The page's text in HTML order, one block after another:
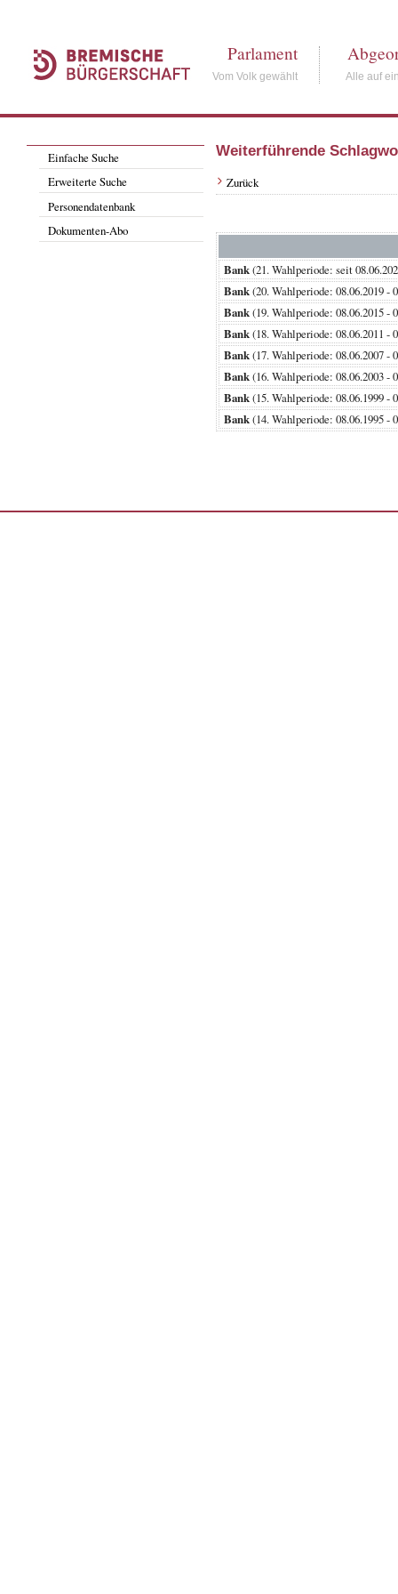
Parlament
Vom Volk gewählt Alle auf
Einfache Suche
Erweiterte Suche
Personendatenbank
Dokumenten-Abo
Weiterführende
Zurück
Bank(21. Wahlperiode: seit
Bank(20. Wahlperiode:
Bank(19. Wahlperiode:
Bank(18. Wahlperiode:
Bank(17. Wahlperiode:
Bank(16. Wahlperiode:
Bank(15. Wahlperiode:
Bank(14. Wahlperiode: